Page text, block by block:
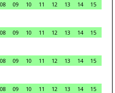
08 09 10 11 12 13 14
15
08 09 10 11 12 13 14
15
08 09 10 11 12 13 14
15
08 09 10 11 12 13 14
15